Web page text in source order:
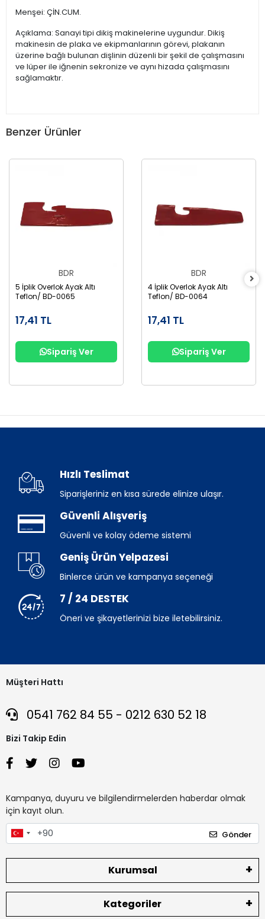
Menşei: ÇİN.CUM.
Açıklama: Sanayi tipi dikiş makinelerine uygundur. Dikiş
makinesin de plaka ve ekipmanlarının görevi, plakanın
üzerine bağlı bulunan dişlinin düzenli bir şekil de çalışmasını
ve lüper ile iğnenin sekronize ve aynı hizada çalışmasını
sağlamaktır.
Benzer Ürünler
BDR
5 İplik Overlok Ayak Altı
Teflon/ BD-0065
17,41 TL
Sipariş Ver
BDR
4 İplik Overlok Ayak Altı
Teflon/ BD-0064
17,41 TL
Sipariş Ver
Hızlı Teslimat
Siparişleriniz en kısa sürede elinize ulaşır.
Güvenli Alışveriş
Güvenli ve kolay ödeme sistemi
Geniş Ürün Yelpazesi
Binlerce ürün ve kampanya seçeneği
7 / 24 DESTEK
Öneri ve şikayetlerinizi bize iletebilirsiniz.
Müşteri Hattı
0541 762 84 55 - 0212 630 52 18
Bizi Takip Edin
Kampanya, duyuru ve bilgilendirmelerden haberdar olmak
için kayıt olun.
Gönder
Kurumsal
Kategoriler